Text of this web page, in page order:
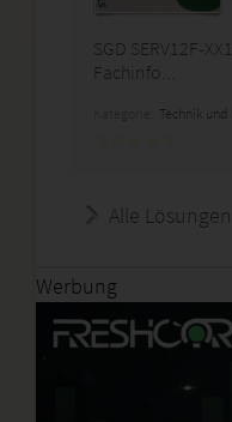
SGD SERV12F-
Fachinfo...
Technik und
Alle
Werbung